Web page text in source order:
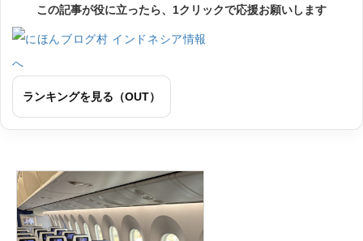
この記事が役に立ったら、1クリックで応援お願いします
ランキングを見る（OUT）